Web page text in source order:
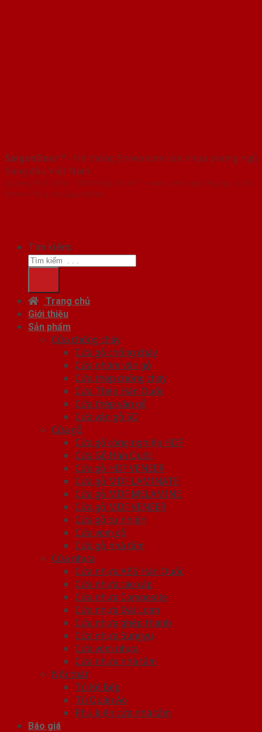
SaigonDoor™ - Hệ thống Showroom cửa nhựa phòng ngủ
hàng đầu Việt Nam
Copyright ⓒ 2016 – 2026 SaigonDoor™ - www.cuanhuaphongngu.com |
Đơn vị chủ quản SaigonDoor
Tìm kiếm:
Trang chủ
Giới thiệu
Sản phẩm
Cửa chống cháy
Cửa gỗ chống cháy
Cửa nhôm vân gỗ
Cửa thép chống cháy
Cửa Thép Hàn Quốc
Cửa thép vân gỗ
Cửa vân gỗ 5D
Cửa gỗ
Cửa gỗ công nghiệp HDF
Cửa Gỗ Hàn Quốc
Cửa gỗ HDF VENEER
Cửa gỗ MDF LAMINATE
Cửa gỗ MDF MELAMINE
Cửa gỗ MDF VENEER
Cửa gỗ tự nhiên
Cửa vòm gỗ
Cửa gỗ nhà tắm
Cửa nhựa
Cửa nhựa ABS Hàn Quốc
Cửa nhựa cao cấp
Cửa nhựa Composite
Cửa nhựa Đài Loan
Cửa nhựa ghép thanh
Cửa nhựa Sungyu
Cửa vòm nhựa
Cửa nhựa nhà tắm
Nội thất
Tủ Kệ Bếp
Tủ Quần Áo
Phụ kiện cửa nhà tắm
Báo giá